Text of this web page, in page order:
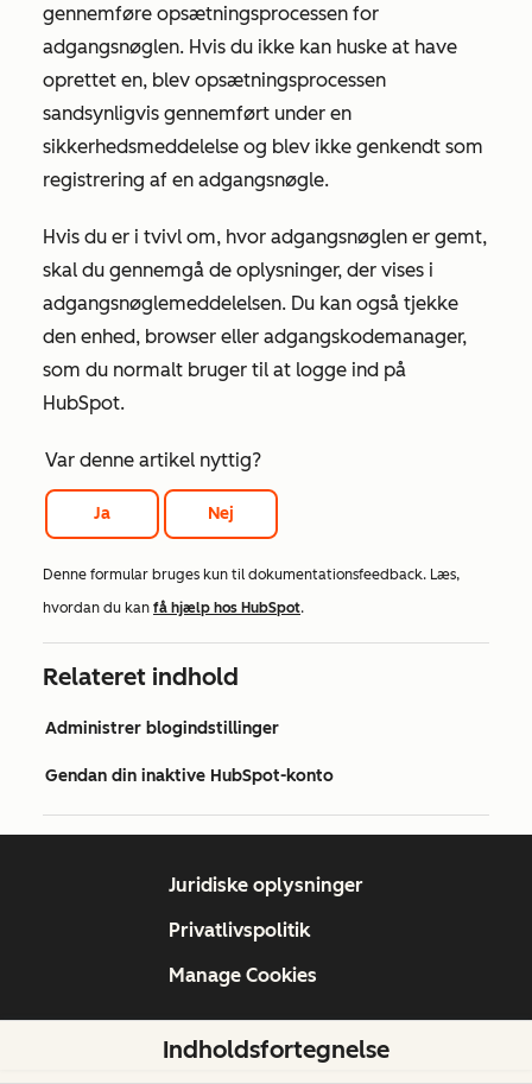
gennemføre opsætningsprocessen for
adgangsnøglen. Hvis du ikke kan huske at have
oprettet en, blev opsætningsprocessen
sandsynligvis gennemført under en
sikkerhedsmeddelelse og blev ikke genkendt som
registrering af en adgangsnøgle.
Hvis du er i tvivl om, hvor adgangsnøglen er gemt,
skal du gennemgå de oplysninger, der vises i
adgangsnøglemeddelelsen. Du kan også tjekke
den enhed, browser eller adgangskodemanager,
som du normalt bruger til at logge ind på
HubSpot.
Var denne artikel nyttig?
Ja Nej
Denne formular bruges kun til dokumentationsfeedback. Læs,
hvordan du kan få hjælp hos HubSpot.
Relateret indhold
Administrer blogindstillinger
Gendan din inaktive HubSpot-konto
Indholdsfortegnelse
Juridiske oplysninger
Privatlivspolitik
Manage Cookies